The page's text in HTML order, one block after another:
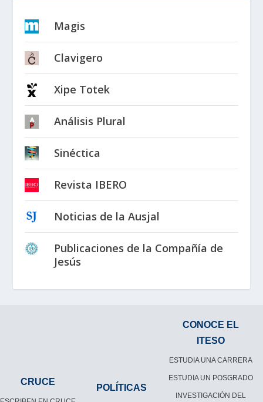
Magis
Clavigero
Xipe Totek
Análisis Plural
Sinéctica
Revista IBERO
Noticias de la Ausjal
Publicaciones de la Compañía de
Jesús
CRUCE
POLÍTICAS
CONOCE EL
ITESO
ESTUDIA UNA CARRERA
ESTUDIA UN POSGRADO
INVESTIGACIÓN DEL